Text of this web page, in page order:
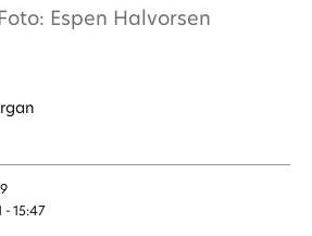
Espen Halvorsen
- 15:47